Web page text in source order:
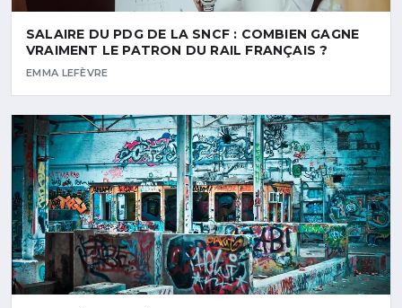
SALAIRE DU PDG DE LA SNCF : COMBIEN GAGNE
VRAIMENT LE PATRON DU RAIL FRANÇAIS ?
EMMA LEFÈVRE